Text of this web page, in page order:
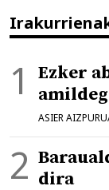
Ezker
ASIER
dira